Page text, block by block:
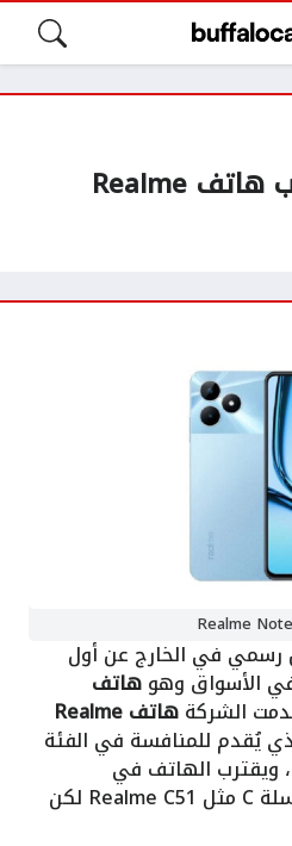
أهم مميزات وعيوب هاتف Realme
في الخارج عن أول
هاتف
الشركة هاتف Realme
يُقدم للمنافسة في الفئة
ويقترب الهاتف في
مواصفاته من هواتف سلسلة C مثل Realme C51 لكن